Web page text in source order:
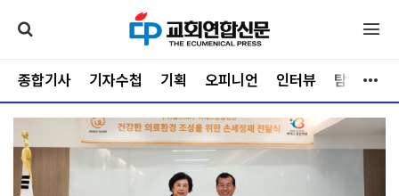
종합기사 기자수첩 기획 오피니언 인터뷰 탐방